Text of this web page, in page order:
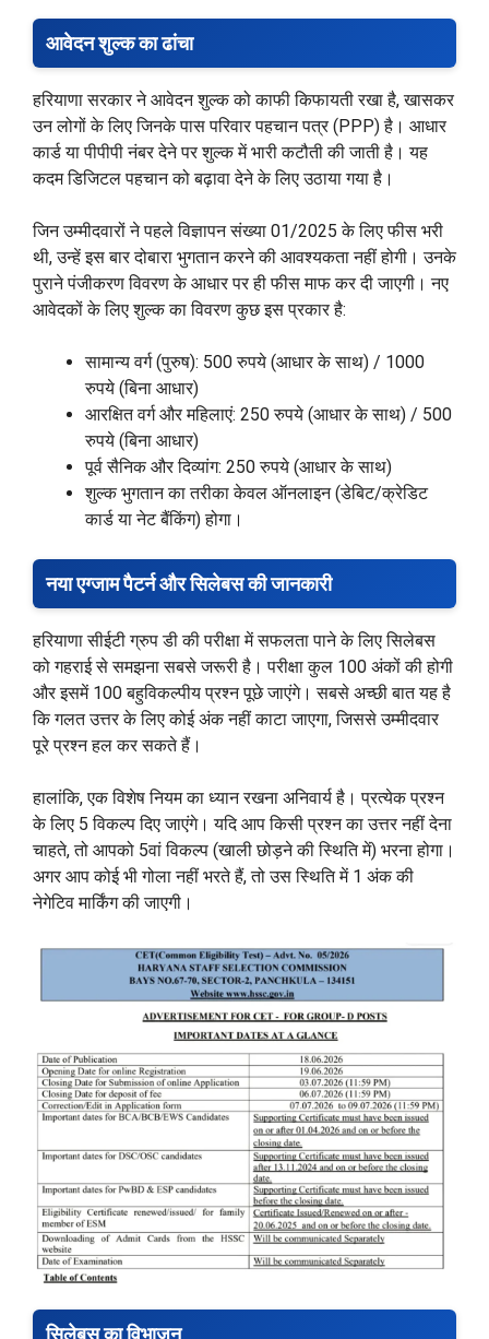
आवेदन शुल्क का ढांचा
हरियाणा सरकार ने आवेदन शुल्क को काफी किफायती रखा है, खासकर
उन लोगों के लिए जिनके पास परिवार पहचान पत्र (PPP) है। आधार
कार्ड या पीपीपी नंबर देने पर शुल्क में भारी कटौती की जाती है। यह
कदम डिजिटल पहचान को बढ़ावा देने के लिए उठाया गया है।
जिन उम्मीदवारों ने पहले विज्ञापन संख्या 01/2025 के लिए फीस भरी
थी, उन्हें इस बार दोबारा भुगतान करने की आवश्यकता नहीं होगी। उनके
पुराने पंजीकरण विवरण के आधार पर ही फीस माफ कर दी जाएगी। नए
आवेदकों के लिए शुल्क का विवरण कुछ इस प्रकार है:
सामान्य वर्ग (पुरुष): 500 रुपये (आधार के साथ) / 1000
रुपये (बिना आधार)
आरक्षित वर्ग और महिलाएं: 250 रुपये (आधार के साथ) / 500
रुपये (बिना आधार)
पूर्व सैनिक और दिव्यांग: 250 रुपये (आधार के साथ)
शुल्क भुगतान का तरीका केवल ऑनलाइन (डेबिट/क्रेडिट
कार्ड या नेट बैंकिंग) होगा।
नया एग्जाम पैटर्न और सिलेबस की जानकारी
हरियाणा सीईटी ग्रुप डी की परीक्षा में सफलता पाने के लिए सिलेबस
को गहराई से समझना सबसे जरूरी है। परीक्षा कुल 100 अंकों की होगी
और इसमें 100 बहुविकल्पीय प्रश्न पूछे जाएंगे। सबसे अच्छी बात यह है
कि गलत उत्तर के लिए कोई अंक नहीं काटा जाएगा, जिससे उम्मीदवार
पूरे प्रश्न हल कर सकते हैं।
हालांकि, एक विशेष नियम का ध्यान रखना अनिवार्य है। प्रत्येक प्रश्न
के लिए 5 विकल्प दिए जाएंगे। यदि आप किसी प्रश्न का उत्तर नहीं देना
चाहते, तो आपको 5वां विकल्प (खाली छोड़ने की स्थिति में) भरना होगा।
अगर आप कोई भी गोला नहीं भरते हैं, तो उस स्थिति में 1 अंक की
नेगेटिव मार्किंग की जाएगी।
सिलेबस का विभाजन